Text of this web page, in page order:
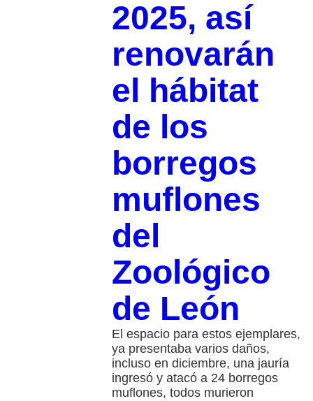
2025, así
renovarán
el hábitat
de los
borregos
muflones
del
Zoológico
de León
El espacio para estos ejemplares,
ya presentaba varios daños,
incluso en diciembre, una jauría
ingresó y atacó a 24 borregos
muflones, todos murieron